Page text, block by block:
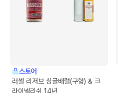
스토어
러셀 리저브 싱글배럴(구형) & 크
라이넬리쉬 14년